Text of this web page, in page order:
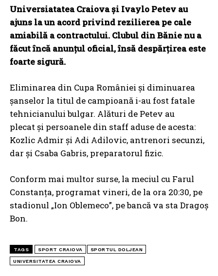
Universiatatea Craiova și Ivaylo Petev au
ajuns la un acord privind rezilierea pe cale
amiabilă a contractului. Clubul din Bănie nu a
făcut încă anunțul oficial, însă despărțirea este
foarte sigură.
Eliminarea din Cupa României și diminuarea
șanselor la titul de campioană i-au fost fatale
tehnicianului bulgar. Alături de Petev au
plecat și persoanele din staff aduse de acesta:
Kozlic Admir şi Adi Adilovic, antrenori secunzi,
dar și Csaba Gabris, preparatorul fizic.
Conform mai multor surse, la meciul cu Farul
Constanța, programat vineri, de la ora 20:30, pe
stadionul „Ion Oblemeco”, pe bancă va sta Dragoș
Bon.
TAGS SPORT CRAIOVA SPORTUL DOLJEAN
UNIVERSITATEA CRAIOVA